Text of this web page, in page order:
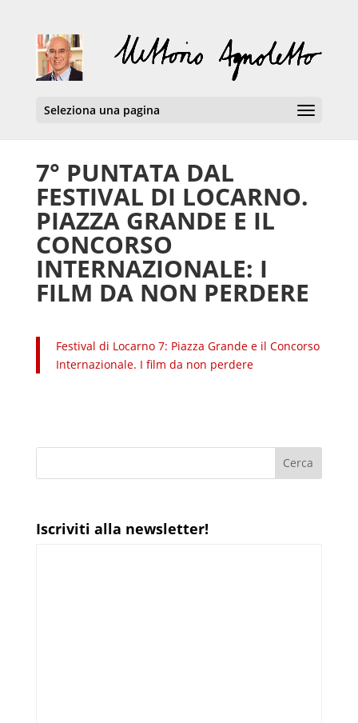
Seleziona una pagina
7° PUNTATA DAL
FESTIVAL DI LOCARNO.
PIAZZA GRANDE E IL
CONCORSO
INTERNAZIONALE: I
FILM DA NON PERDERE
Festival di Locarno 7: Piazza Grande e il Concorso
Internazionale. I film da non perdere
Iscriviti alla newsletter!